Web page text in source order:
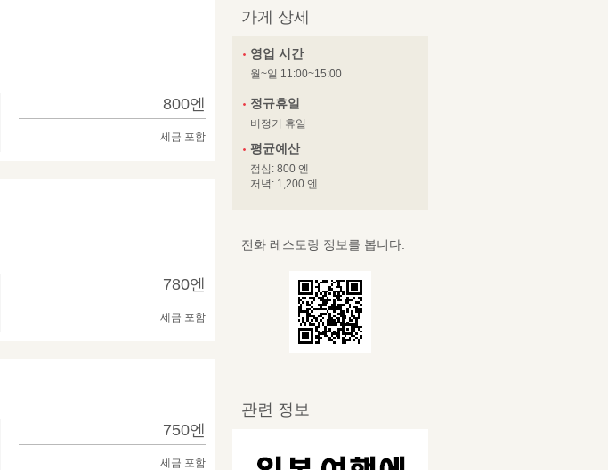
800엔
세금 포함
780엔
세금 포함
750엔
세금 포함
가게 상세
영업 시간
월~일 11:00~15:00
정규휴일
비정기 휴일
평균예산
점심: 800 엔
저녁: 1,200 엔
전화 레스토랑 정보를 봅니다.
관련 정보